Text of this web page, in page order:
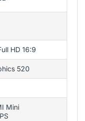
HD 16:9
520
Mini